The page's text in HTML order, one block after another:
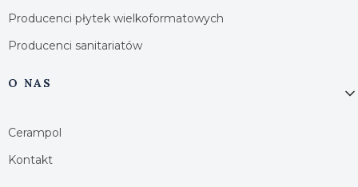
Producenci płytek wielkoformatowych
Producenci sanitariatów
O NAS
Cerampol
Kontakt